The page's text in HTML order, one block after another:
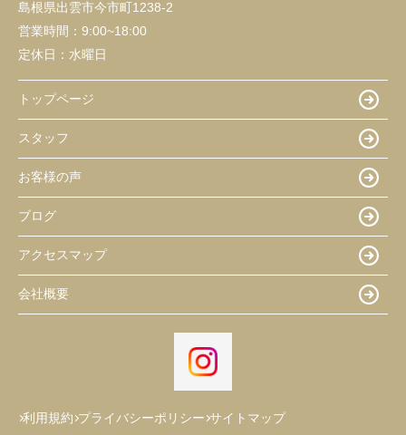
島根県出雲市今市町1238-2
営業時間： 9:00~18:00
定休日： 水曜日
トップページ
スタッフ
お客様の声
ブログ
アクセスマップ
会社概要
利用規約 プライバシーポリシー サイトマップ